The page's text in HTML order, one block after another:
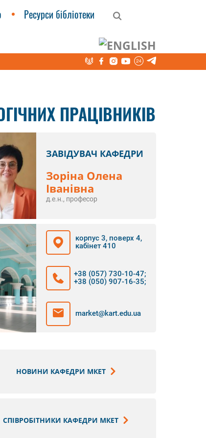
Ресурси бібліотеки
діяльності науково-педагогічних
ПРАЦІВНИКІВ
ЗАВІДУВАЧ КАФЕДРИ
Зоріна Олена
Іванівна
д.е.н., професор
корпус 3, поверх 4,
кабінет 410
+38 (057) 730-10-47;
+38 (050) 907-16-35;
market@kart.edu.ua
НОВИНИ КАФЕДРИ МКЕТ
СПІВРОБІТНИКИ КАФЕДРИ МКЕТ